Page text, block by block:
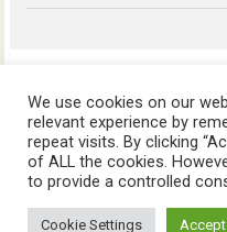
We use cookies on our
relevant experience by
repeat visits. By clicking
of ALL the cookies.
to provide a controlled
Cookie Settings Accept